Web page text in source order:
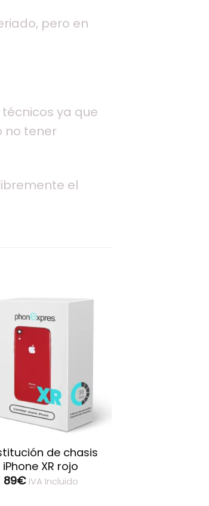
pero en
ya que
no tener
el
de chasis
iPhone XR rojo
89€ IVA Incluido